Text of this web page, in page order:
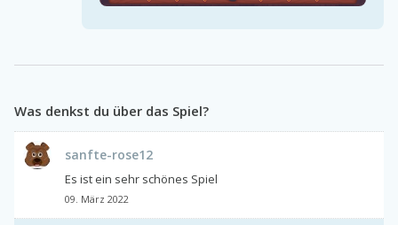
Was denkst du über das Spiel?
sanfte-rose12
Es ist ein sehr schönes Spiel
09. März 2022